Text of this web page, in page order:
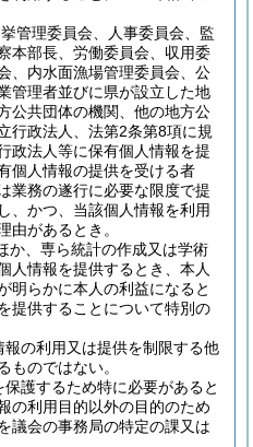
管理委員会、人事委員会、監
本部長、労働委員会、収用委
、内水面漁場管理委員会、公
管理者並びに県が設立した地
公共団体の機関、他の地方公
行政法人、法第2条第8項に規
政法人等に保有個人情報を提
個人情報の提供を受ける者
業務の遂行に必要な限度で提
、かつ、当該個人情報を利用
由があるとき。
か、専ら統計の作成又は学術
人情報を提供するとき、本人
明らかに本人の利益になると
提供することについて特別の
の利用又は提供を制限する他
ものではない。
護するため特に必要があると
の利用目的以外の目的のため
議会の事務局の特定の課又は